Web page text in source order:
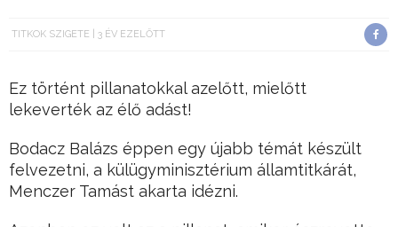
TITKOK SZIGETE 3 ÉV EZELŐTT
Ez történt pillanatokkal azelőtt, mielőtt
lekeverték az élő adást!
Bodacz Balázs éppen egy újabb témát készült
felvezetni, a külügyminisztérium államtitkárát,
Menczer Tamást akarta idézni.